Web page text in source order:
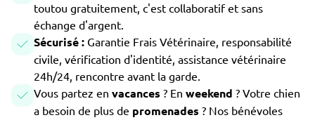
toutou gratuitement, c'est collaboratif et sans
échange d'argent.
Sécurisé : Garantie Frais Vétérinaire, responsabilité
civile, vérification d'identité, assistance vétérinaire
24h/24, rencontre avant la garde.
Vous partez en vacances ? En weekend ? Votre chien
a besoin de plus de promenades ? Nos bénévoles